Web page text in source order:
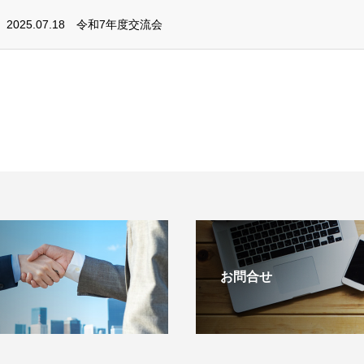
2025.07.18 令和7年度交流会
お問合せ